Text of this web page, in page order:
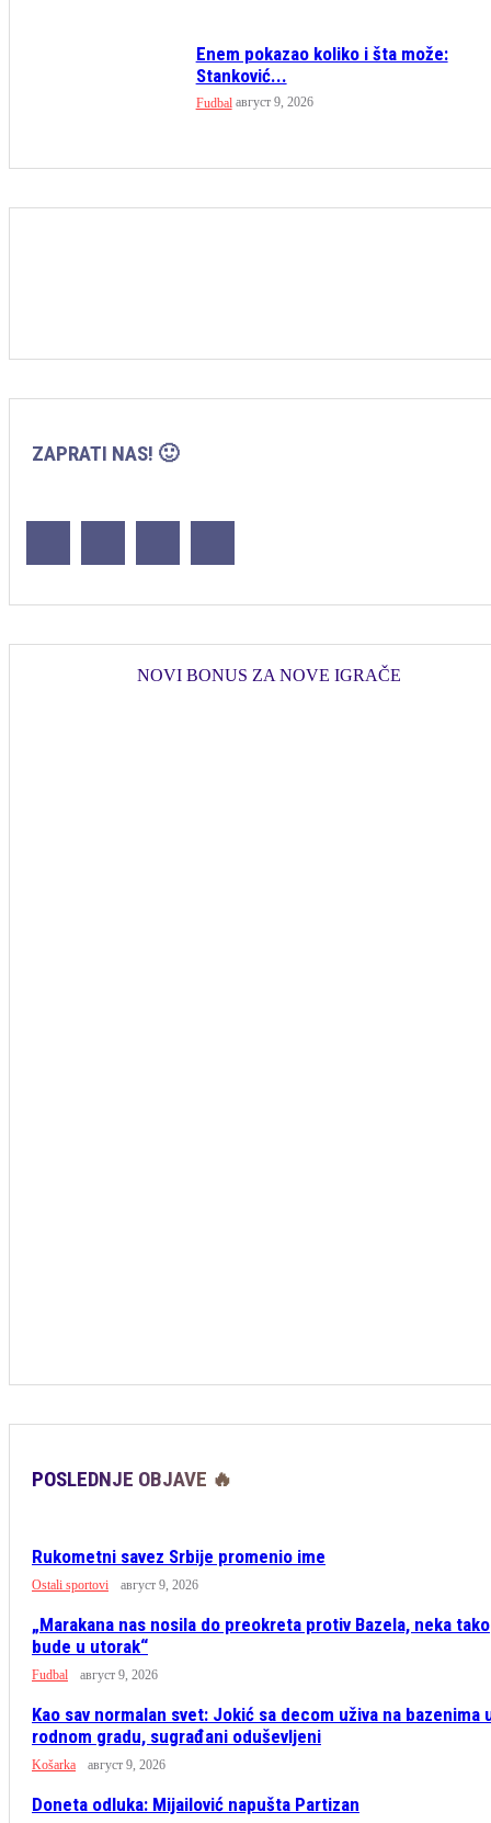
Enem pokazao koliko i šta može:
Stanković...
Fudbal август 9, 2026
ZAPRATI NAS! 🙂
NOVI BONUS ZA NOVE IGRAČE
POSLEDNJE OBJAVE 🔥
Rukometni savez Srbije promenio ime
Ostali sportovi август 9, 2026
„Marakana nas nosila do preokreta protiv Bazela, neka tako
bude u utorak“
Fudbal август 9, 2026
Kao sav normalan svet: Jokić sa decom uživa na bazenima
rodnom gradu, sugrađani oduševljeni
Košarka август 9, 2026
Doneta odluka: Mijailović napušta Partizan